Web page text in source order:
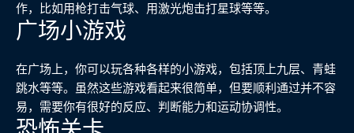
作，比如用枪打击气球、用激光炮击打星球等等。
广场小游戏
在广场上，你可以玩各种各样的小游戏，包括顶上九层、青蛙
跳水等等。虽然这些游戏看起来很简单，但要顺利通过并不容
易，需要你有很好的反应、判断能力和运动协调性。